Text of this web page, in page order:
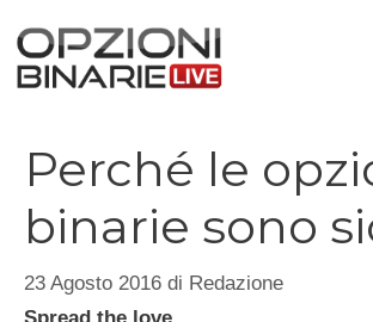
contenuto
Perché le
binarie sono
23 Agosto 2016 di Redazione